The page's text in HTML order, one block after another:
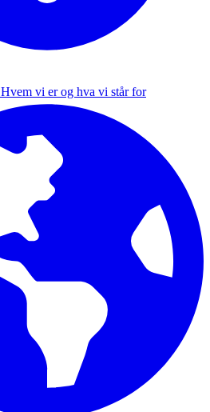
Hvem vi er og hva vi står for